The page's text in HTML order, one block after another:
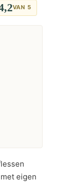
VAN 5
eigen